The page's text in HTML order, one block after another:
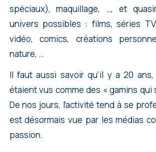
spéciaux), maquillage, …, et
univers possibles : films, séries
vidéo, comics, créations
nature, …
Il faut aussi savoir qu’il y a 20
étaient vus comme des « gamins qui
De nos jours, l’activité tend à se
est désormais vue par les médias
passion.